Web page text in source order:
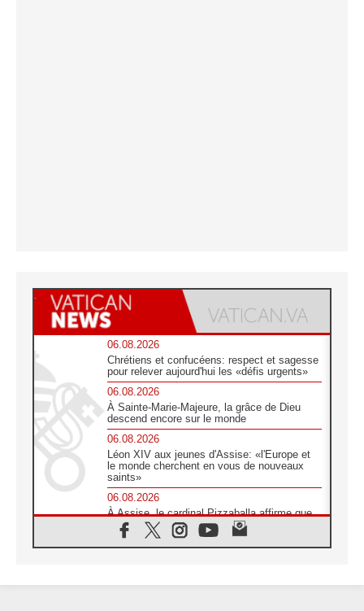
06.08.2026
Chrétiens et confucéens: respect et sagesse
pour relever aujourd'hui les «défis urgents»
06.08.2026
À Sainte-Marie-Majeure, la grâce de Dieu
descend encore sur le monde
06.08.2026
Léon XIV aux jeunes d'Assise: «l'Europe et
le monde cherchent en vous de nouveaux
saints»
06.08.2026
À Assise, le cardinal Pizzaballa affirme que
«les chrétiens veulent la paix»
06.08.2026